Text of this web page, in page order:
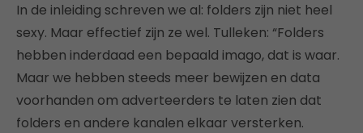
In de inleiding schreven we al: folders zijn niet heel
sexy. Maar effectief zijn ze wel. Tulleken: “Folders
hebben inderdaad een bepaald imago, dat is waar.
Maar we hebben steeds meer bewijzen en data
voorhanden om adverteerders te laten zien dat
folders en andere kanalen elkaar versterken.